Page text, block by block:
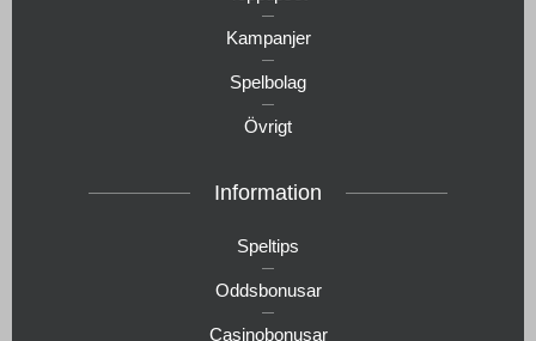
Kampanjer
Spelbolag
Övrigt
Information
Speltips
Oddsbonusar
Casinobonusar